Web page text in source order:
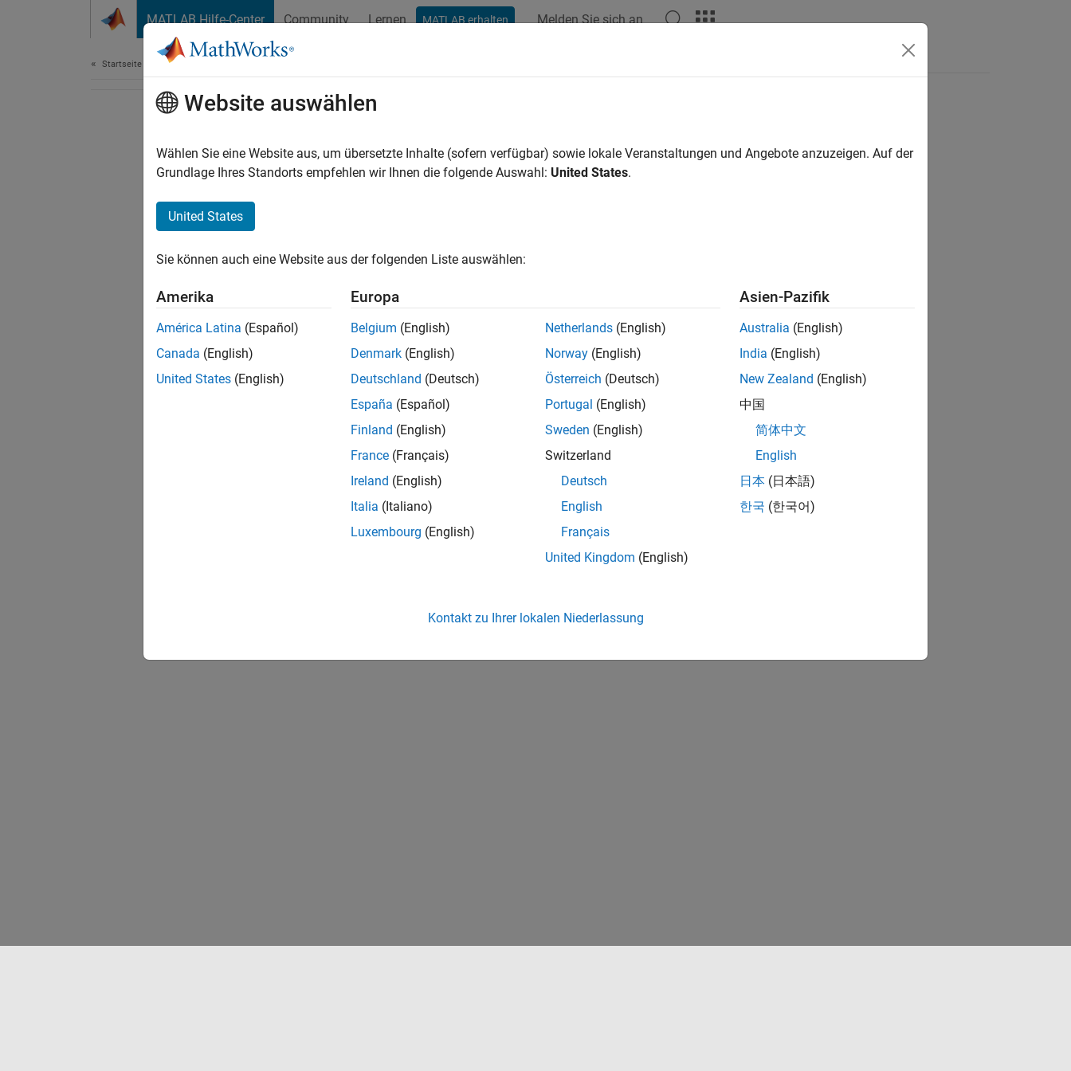
MATLAB Hilfe-Center Community Lernen MATLAB erhalten Melden Sie sich an
Startseite der Dokumentation
How useful was this information?
Website auswählen
Wählen Sie eine Website aus, um übersetzte Inhalte (sofern verfügbar) sowie lokale Veranstaltungen und Angebote anzuzeigen. Auf der
Grundlage Ihres Standorts empfehlen wir Ihnen die folgende Auswahl: United States.
United States
Sie können auch eine Website aus der folgenden Liste auswählen:
Amerika
América Latina (Español)
Canada (English)
United States (English)
Europa
Belgium (English)
Denmark (English)
Deutschland (Deutsch)
España (Español)
Finland (English)
France (Français)
Ireland (English)
Italia (Italiano)
Luxembourg (English)
Netherlands (English)
Norway (English)
Österreich (Deutsch)
Portugal (English)
Sweden (English)
Switzerland
Deutsch
English
Français
United Kingdom (English)
Asien-Pazifik
Australia (English)
India (English)
New Zealand (English)
中国
简体中文
English
日本 (日本語)
한국 (한국어)
Kontakt zu Ihrer lokalen Niederlassung